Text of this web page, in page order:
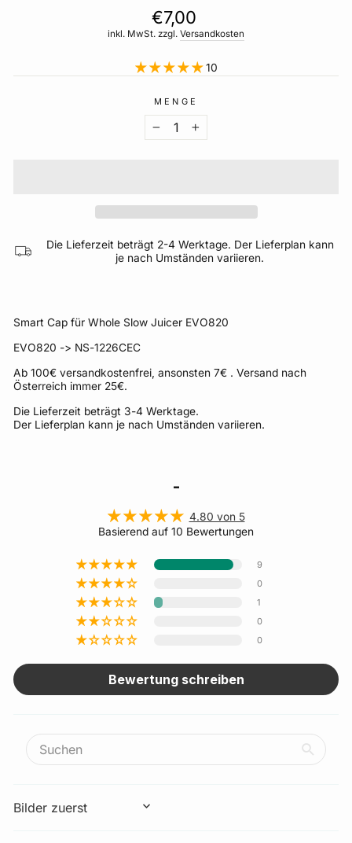
Normaler
Preis
€7,00
inkl. MwSt. zzgl. Versandkosten
10
MENGE
+
Die Lieferzeit beträgt 2-4 Werktage. Der Lieferplan kann
je nach Umständen variieren.
Smart Cap für Whole Slow Juicer EVO820
EVO820 -> NS-1226CEC
Ab 100€ versandkostenfrei, ansonsten 7€ . Versand nach
Österreich immer 25€.
Die Lieferzeit beträgt 3-4 Werktage.
Der Lieferplan kann je nach Umständen variieren.
-
4.80 von 5
Basierend auf 10 Bewertungen
9
0
1
0
0
Bewertung schreiben
SORT BY